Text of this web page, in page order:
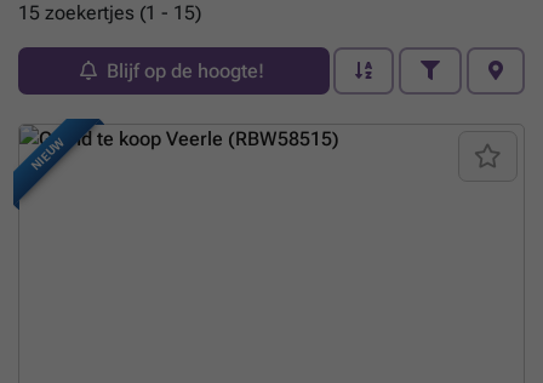
15 zoekertjes (1 - 15)
Blijf op de hoogte!
NIEUW